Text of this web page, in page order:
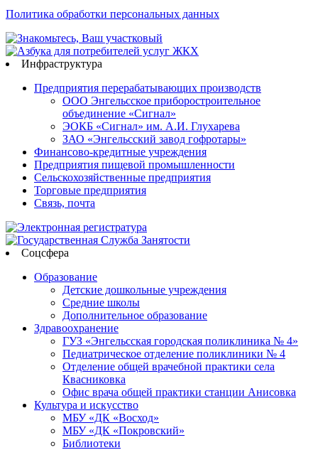
Политика обработки персональных данных
Инфраструктура
Предприятия перерабатывающих производств
ООО Энгельсское приборостроительное
объединение «Сигнал»
ЭОКБ «Сигнал» им. А.И. Глухарева
ЗАО «Энгельсский завод гофротары»
Финансово-кредитные учреждения
Предприятия пищевой промышленности
Сельскохозяйственные предприятия
Торговые предприятия
Связь, почта
Соцсфера
Образование
Детские дошкольные учреждения
Средние школы
Дополнительное образование
Здравоохранение
ГУЗ «Энгельсская городская поликлиника № 4»
Педиатрическое отделение поликлиники № 4
Отделение общей врачебной практики села
Квасниковка
Офис врача общей практики станции Анисовка
Культура и искусство
МБУ «ДК «Восход»
МБУ «ДК «Покровский»
Библиотеки